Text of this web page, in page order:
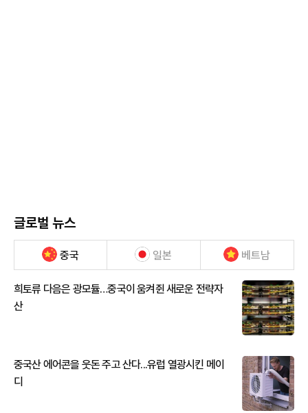
글로벌 뉴스
중국 일본 베트남
희토류 다음은 광모듈…중국이 움켜쥔 새로운 전략자
산
중국산 에어콘을 웃돈 주고 산다...유럽 열광시킨 메이
디